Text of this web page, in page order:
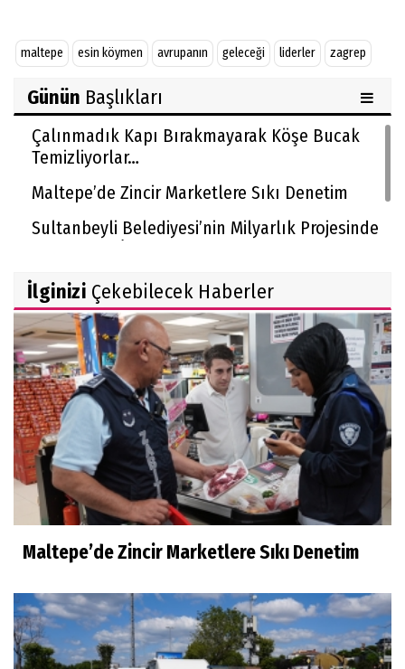
maltepe esin köymen avrupanın geleceği liderler zagrep
Günün Başlıkları
Çalınmadık Kapı Bırakmayarak Köşe Bucak
Temizliyorlar…
Maltepe’de Zincir Marketlere Sıkı Denetim
Sultanbeyli Belediyesi’nin Milyarlık Projesinde
İlginizi Çekebilecek Haberler
Maltepe’de Zincir Marketlere Sıkı Denetim